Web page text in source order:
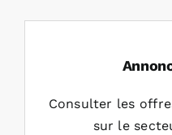
Consulter les
sur le